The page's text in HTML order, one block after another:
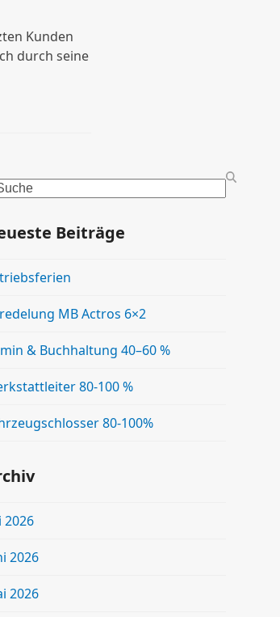
Kunden
durch seine
Beiträge
MB Actros 6×2
& Buchhaltung 40–60 %
80-100 %
80-100%
2026
2026
2026